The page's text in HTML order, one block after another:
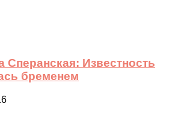
Сперанская: Известность
бременем